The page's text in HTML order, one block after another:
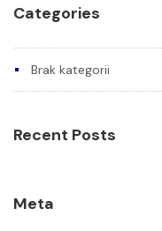
Categories
Brak kategorii
Recent Posts
Meta